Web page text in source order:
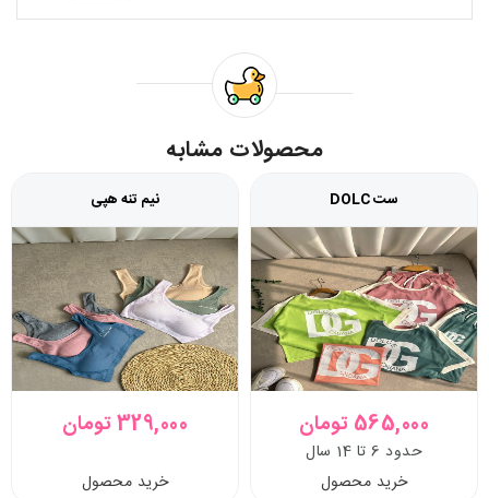
محصولات مشابه
ست DOLC
565,000 تومان
حدود 6 تا 14 سال
خرید محصول
نیم تنه هپی
329,000 تومان
خرید محصول